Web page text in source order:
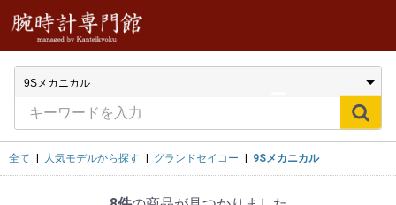
全て 人気モデルから探す グランドセイコー 9Sメカニカル